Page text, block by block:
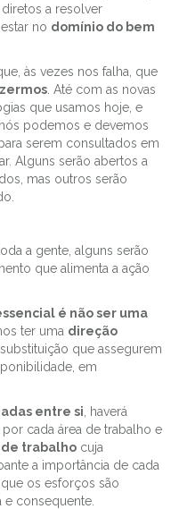
a resolver
no domínio do bem
às vezes nos falha, que
. Até com as novas
que usamos hoje, e
podemos e devemos
serem consultados em
Alguns serão abertos a
mas outros serão
a gente, alguns serão
que alimenta a ação
é não ser uma
ter uma direção
que assegurem
em
entre si , haverá
cada área de trabalho e
de trabalho cuja
a importância de cada
os esforços são
consequente.